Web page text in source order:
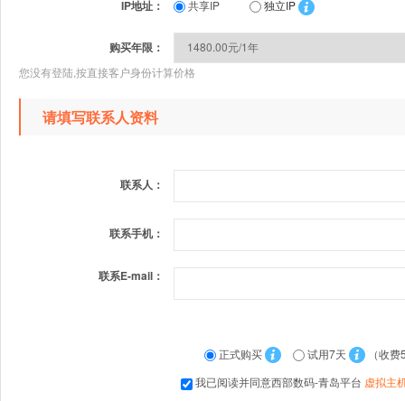
IP地址： 共享IP 独立IP
购买年限：
您没有登陆,按直接客户身份计算价格
请填写联系人资料
联系人：
联系手机：
联系E-mail：
正式购买 试用7天
（收费
我已阅读并同意西部数码-青岛平台 虚拟主